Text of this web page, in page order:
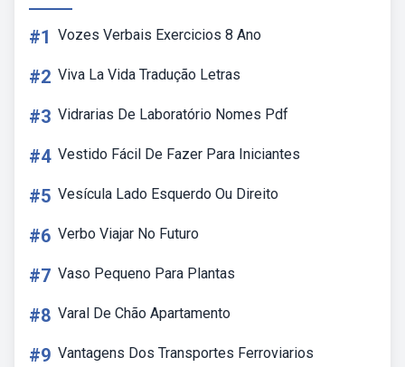
#1 Vozes Verbais Exercicios 8 Ano
#2 Viva La Vida Tradução Letras
#3 Vidrarias De Laboratório Nomes Pdf
#4 Vestido Fácil De Fazer Para Iniciantes
#5 Vesícula Lado Esquerdo Ou Direito
#6 Verbo Viajar No Futuro
#7 Vaso Pequeno Para Plantas
#8 Varal De Chão Apartamento
#9 Vantagens Dos Transportes Ferroviarios